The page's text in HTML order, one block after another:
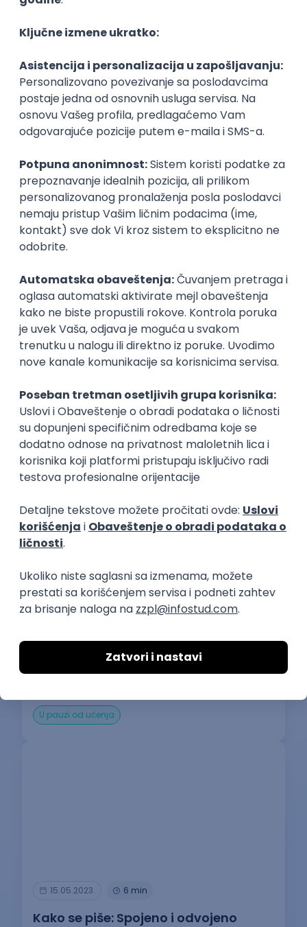
pisanje.
Kopiraj link
Ostavi komentar
Dragana Vinčić
Dragana je završna godina osnovnih studija na FON-
u. Pored ISiT-a kojim se bavi na fakultetu, zaljubljena
je u psihologiju i uživa u slikanju, pisanju, čitanju i
stvaranju svega što bi na bilo koji način moglo da
ulepša ovaj svet i život na njemu.
Najčitaniji slični tekstovi
10 min
U pauzi od učenja
15.05.2023. 6 min
Kako se piše: Spojeno i odvojeno